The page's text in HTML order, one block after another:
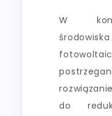
W
do